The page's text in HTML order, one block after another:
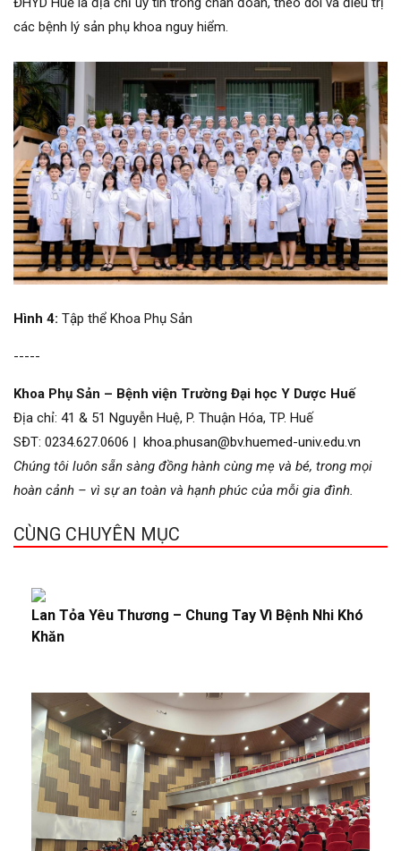
các bệnh lý sản phụ khoa nguy hiểm.
Hình 4: Tập thể Khoa Phụ Sản
-----
Khoa Phụ Sản – Bệnh viện Trường Đại học Y Dược Huế
Địa chỉ: 41 & 51 Nguyễn Huệ, P. Thuận Hóa, TP. Huế
SĐT: 0234.627.0606 |
khoa.phusan@bv.huemed-univ.edu.vn
Chúng tôi luôn sẵn sàng đồng hành cùng mẹ và bé, trong mọi
hoàn cảnh – vì sự an toàn và hạnh phúc của mỗi gia đình.
CÙNG CHUYÊN MỤC
Lan Tỏa Yêu Thương – Chung Tay Vì Bệnh Nhi Khó
Khăn